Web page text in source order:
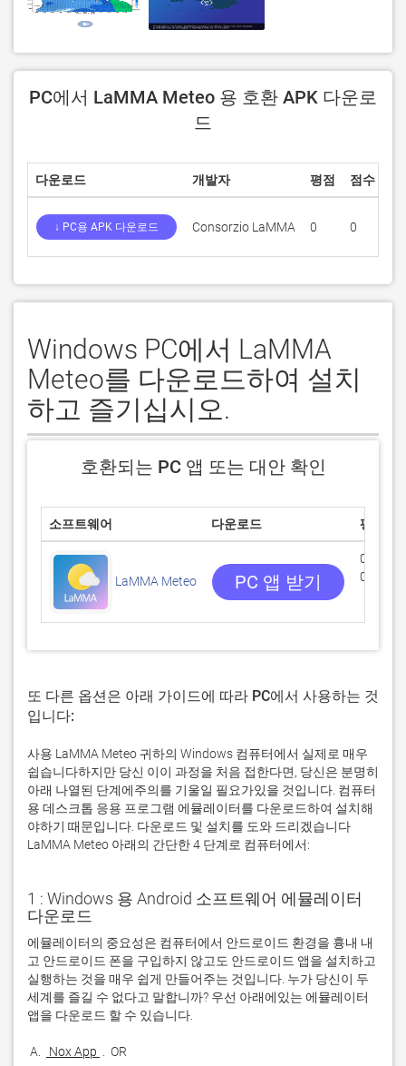
PC에서 LaMMA Meteo 용 호환 APK 다운로
드
다운로드 개발자 평점 점수
↓ PC용 APK 다운로드 Consorzio LaMMA 0 0
Windows PC에서 LaMMA
Meteo를 다운로드하여 설치
하고 즐기십시오.
호환되는 PC 앱 또는 대안 확인
소프트웨어 다운로드 평점
LaMMA Meteo PC 앱 받기
0/5
0 리뷰
또 다른 옵션은 아래 가이드에 따라 PC에서 사용하는 것
입니다:
사용 LaMMA Meteo 귀하의 Windows 컴퓨터에서 실제로 매우
쉽습니다하지만 당신 이이 과정을 처음 접한다면, 당신은 분명히
아래 나열된 단계에주의를 기울일 필요가있을 것입니다. 컴퓨터
용 데스크톱 응용 프로그램 에뮬레이터를 다운로드하여 설치해
야하기 때문입니다. 다운로드 및 설치를 도와 드리겠습니다
LaMMA Meteo 아래의 간단한 4 단계로 컴퓨터에서:
1 : Windows 용 Android 소프트웨어 에뮬레이터
다운로드
에뮬레이터의 중요성은 컴퓨터에서 안드로이드 환경을 흉내 내
고 안드로이드 폰을 구입하지 않고도 안드로이드 앱을 설치하고
실행하는 것을 매우 쉽게 만들어주는 것입니다. 누가 당신이 두
세계를 즐길 수 없다고 말합니까? 우선 아래에있는 에뮬레이터
A. Nox App